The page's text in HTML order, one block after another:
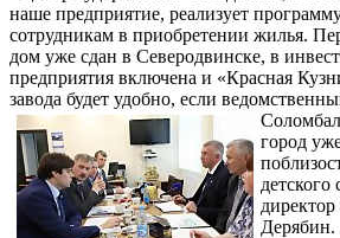
наше предприятие, реализует
сотрудникам в приобретении жилья.
дом уже сдан в Северодвинске, в
предприятия включена и «Красная
завода будет удобно, если
город
детского
Дерябин.